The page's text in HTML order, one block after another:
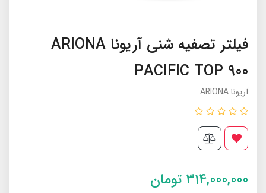
فیلتر تصفیه شنی آریونا ARIONA
PACIFIC TOP 900
آریونا ARIONA
314,000,000 تومان